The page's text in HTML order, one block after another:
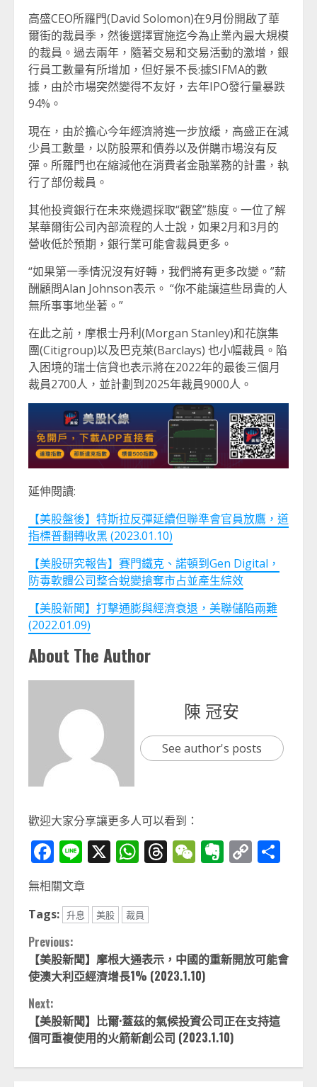
高盛CEO所羅門(David Solomon)在9月份開啟了華
爾街的裁員季，然後選擇實施迄今為止業內最大規模
的裁員。過去兩年，隨著交易和交易活動的激增，銀
行員工數量有所增加，但好景不長:據SIFMA的數
據，由於市場突然變得不友好，去年IPO發行量暴跌
94%。
現在，由於擔心今年經濟將進一步放緩，高盛正在減
少員工數量，以防股票和債券以及併購市場沒有反
彈。所羅門也在縮減他在消費者金融業務的計畫，執
行了部份裁員。
其他投資銀行在未來幾週採取“觀望”態度。一位了解
某華爾街公司內部流程的人士說，如果2月和3月的
營收低於預期，銀行業可能會裁員更多。
“如果第一季情況沒有好轉，我們將有更多改變。”薪
酬顧問Alan Johnson表示。 “你不能讓這些昂貴的人
無所事事地坐著。”
在此之前，摩根士丹利(Morgan Stanley)和花旗集
團(Citigroup)以及巴克萊(Barclays) 也小幅裁員。陷
入困境的瑞士信貸也表示將在2022年的最後三個月
裁員2700人，並計劃到2025年裁員9000人。
延伸閱讀:
【美股盤後】特斯拉反彈延續但聯準會官員放鷹，道
指標普翻轉收黑 (2023.01.10)
【美股研究報告】賽門鐵克、諾頓到Gen Digital，
防毒軟體公司整合蛻變搶奪市占並產生綜效
【美股新聞】打擊通膨與經濟衰退，美聯儲陷兩難
(2022.01.09)
About The Author
陳 冠安
See author's posts
歡迎大家分享讓更多人可以看到：
Facebook
Line
X WhatsApp
Threads
WeChat
Evernote
Copy
無相關文章
Tags: 升息 美股 裁員
Continue
Reading
Previous:
【美股新聞】摩根大通表示，中國的重新開放可能會
使澳大利亞經濟增長1% (2023.1.10)
Next:
【美股新聞】比爾·蓋茲的氣候投資公司正在支持這
個可重複使用的火箭新創公司 (2023.1.10)